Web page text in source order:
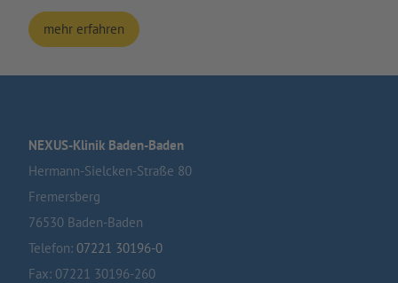
mehr erfahren
NEXUS-Klinik Baden-Baden
Hermann-Sielcken-Straße 80
Fremersberg
76530 Baden-Baden
Telefon: 07221 30196-0
Fax: 07221 30196-260